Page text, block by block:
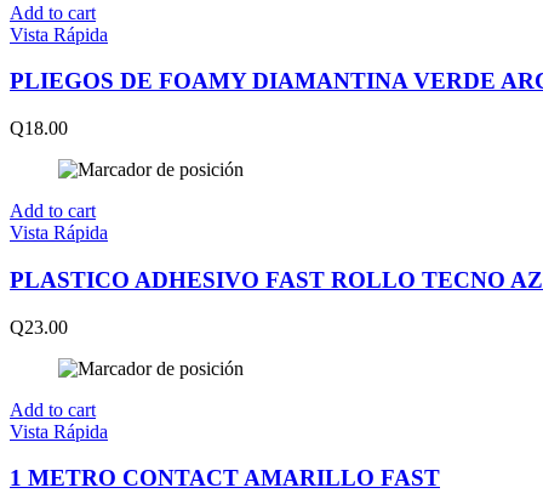
Add to cart
Vista Rápida
PLIEGOS DE FOAMY DIAMANTINA VERDE
Q18.00
Add to cart
Vista Rápida
PLASTICO ADHESIVO FAST ROLLO TECNO
Q23.00
Add to cart
Vista Rápida
1 METRO CONTACT AMARILLO FAST